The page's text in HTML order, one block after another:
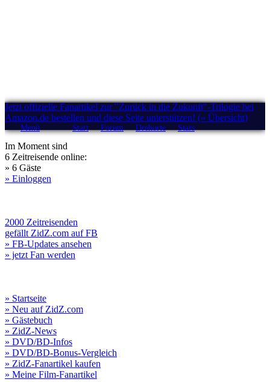
Jetzt offizielle Fanartikel zur "Zurück in die Zukunft"-Trilogie bei
Amazon.de bestellen und diese Seite unterstützen! (» Übersicht)
Menü Start Forum Drehorte Stars
Im Moment sind
6 Zeitreisende online:
» 6 Gäste
» Einloggen
2000 Zeitreisenden
gefällt ZidZ.com auf FB
» FB-Updates ansehen
» jetzt Fan werden
» Startseite
» Neu auf ZidZ.com
» Gästebuch
» ZidZ-News
» DVD/BD-Infos
» DVD/BD-Bonus-Vergleich
» ZidZ-Fanartikel kaufen
» Meine Film-Fanartikel